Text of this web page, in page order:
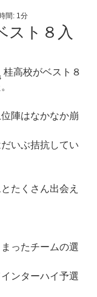
スト８入
間: 1分
高校がベスト８
陣はなかなか崩
いぶ拮抗してい
たくさん出会え
ったチームの選
ンターハイ予選